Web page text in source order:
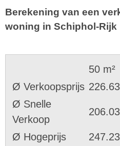
Berekening van een
woning in Schiphol-Rijk
50 m²
Ø Verkoopsprijs
Ø Snelle
Verkoop
Ø Hogeprijs